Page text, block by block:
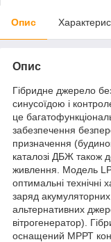
Опис
Опис
Гібридне джерело
синусоїдою і
це
забезпечення
призначення
каталозі ДБЖ також
живлення. Модель
оптимальні технічні
заряд акумуляторних
альтернативних
вітрогенератор).
оснащений МРРТ